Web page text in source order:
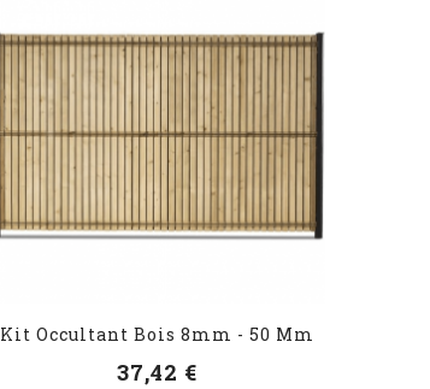
Kit Occultant Bois 8mm - 50 Mm
37,42 €